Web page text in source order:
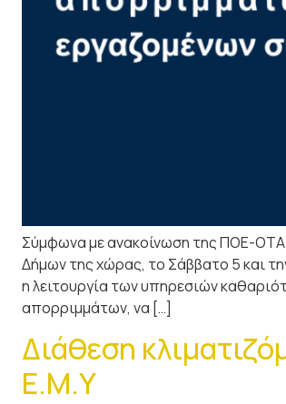
Σύμφωνα με ανακοίνωση της ΠΟΕ-
Δήμων της χώρας, το Σάββατο 5 και
η λειτουργία των υπηρεσιών
απορριμμάτων, να […]
Διάθεση
Ε.Μ.Υ